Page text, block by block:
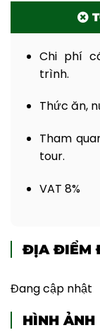
Chi phí
trình.
Thức ăn,
Tham
tour.
VAT 8%
ĐỊA ĐIỂM
Đang cập nhật
HÌNH ẢNH